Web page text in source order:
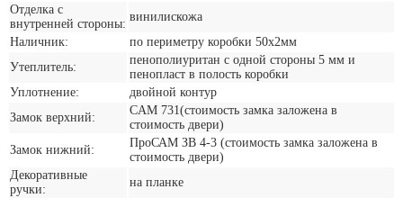
Отделка с
внутренней стороны:
винилискожа
Наличник:
по периметру коробки 50х2мм
Утеплитель:
пенополиуритан с одной стороны 5 мм и
пенопласт в полость коробки
Уплотнение:
двойной контур
Замок верхний:
CАМ 731(стоимость замка заложена в
стоимость двери)
Замок нижний:
ПроСАМ ЗВ 4-3 (стоимость замка заложена в
стоимость двери)
Декоративные
ручки:
на планке